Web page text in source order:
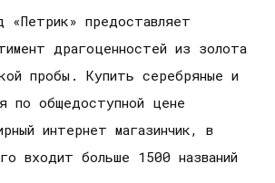
«Петрик» предоставляет
драгоценностей из золота
пробы. Купить серебряные и
по общедоступной цене
интернет магазинчик, в
входит больше 1500 названий